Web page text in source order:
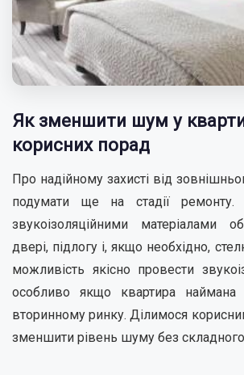
Як зменшити шум у
корисних порад
Про надійному захисті від
подумати ще на стадії
звукоізоляційними матеріалами
двері, підлогу і, якщо необхідно,
можливість якісно провести
особливо якщо квартира
вторинному ринку. Ділимося
зменшити рівень шуму без